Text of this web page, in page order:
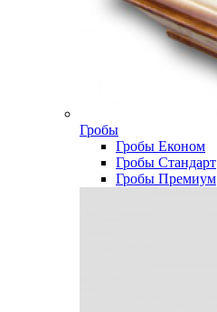
Гробы
Гробы Економ
Гробы Стандарт
Гробы Премиум